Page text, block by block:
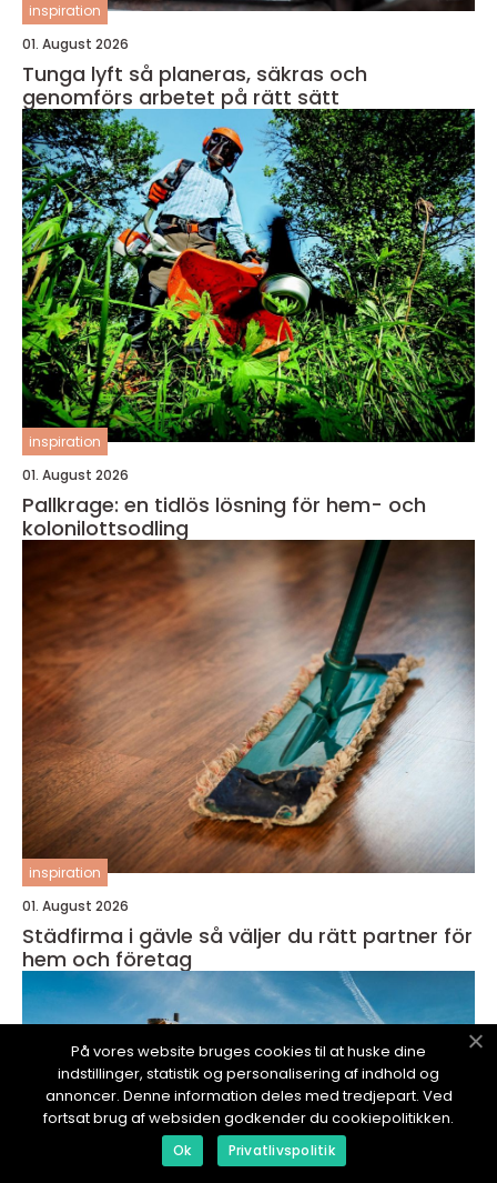
inspiration
01. August 2026
Tunga lyft så planeras, säkras och
genomförs arbetet på rätt sätt
inspiration
01. August 2026
Pallkrage: en tidlös lösning för hem- och
kolonilottsodling
inspiration
01. August 2026
Städfirma i gävle så väljer du rätt partner för
hem och företag
På vores website bruges cookies til at huske dine
indstillinger, statistik og personalisering af indhold og
annoncer. Denne information deles med tredjepart. Ved
fortsat brug af websiden godkender du cookiepolitikken.
Ok Privatlivspolitik